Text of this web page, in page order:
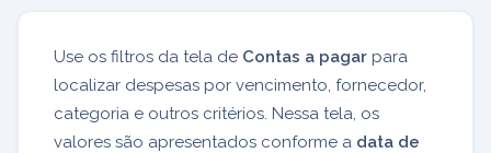
Use os filtros da tela de Contas a pagar para
localizar despesas por vencimento, fornecedor,
categoria e outros critérios. Nessa tela, os
valores são apresentados conforme a data de